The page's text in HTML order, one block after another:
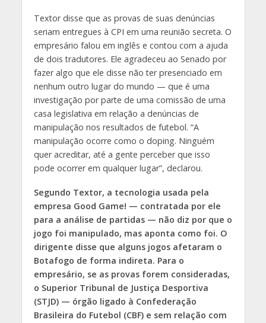
Textor disse que as provas de suas denúncias
seriam entregues à CPI em uma reunião secreta. O
empresário falou em inglês e contou com a ajuda
de dois tradutores. Ele agradeceu ao Senado por
fazer algo que ele disse não ter presenciado em
nenhum outro lugar do mundo — que é uma
investigação por parte de uma comissão de uma
casa legislativa em relação a denúncias de
manipulação nos resultados de futebol. “A
manipulação ocorre como o doping. Ninguém
quer acreditar, até a gente perceber que isso
pode ocorrer em qualquer lugar”, declarou.
Segundo Textor, a tecnologia usada pela
empresa Good Game! — contratada por ele
para a análise de partidas — não diz por que o
jogo foi manipulado, mas aponta como foi. O
dirigente disse que alguns jogos afetaram o
Botafogo de forma indireta. Para o
empresário, se as provas forem consideradas,
o Superior Tribunal de Justiça Desportiva
(STJD) — órgão ligado à Confederação
Brasileira do Futebol (CBF) e sem relação com